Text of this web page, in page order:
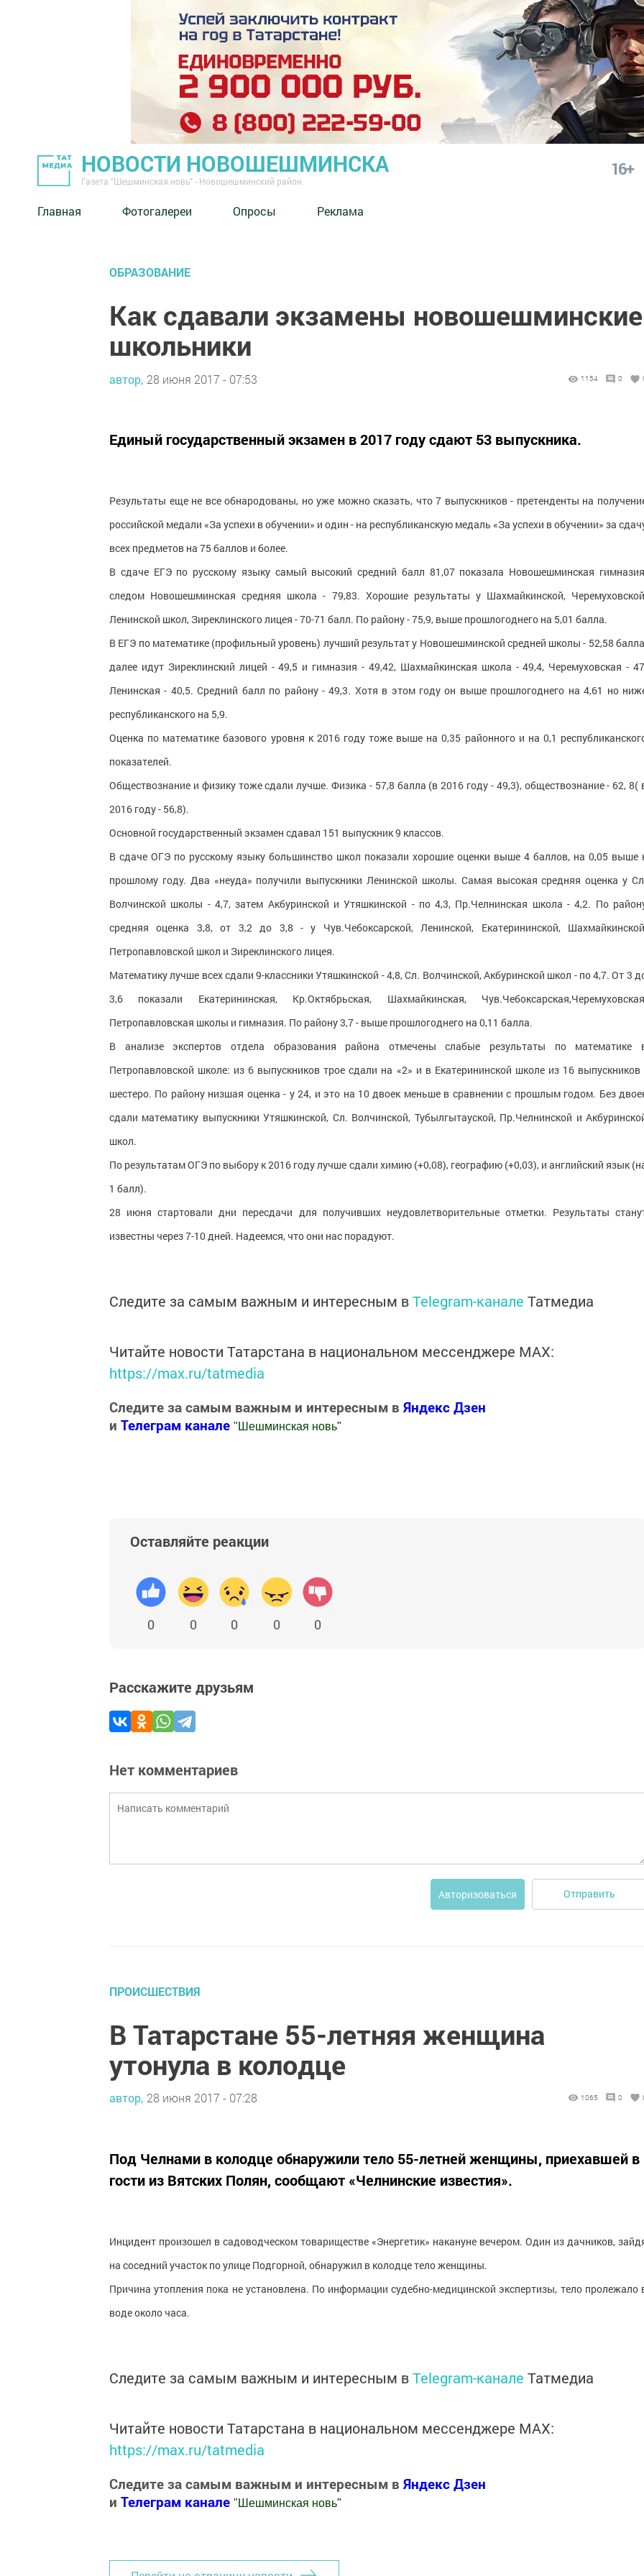
НОВОСТИ НОВОШЕШМИНСКА
Газета "Шешминская новь" - Новошешминский район
16+
Главная Фотогалереи Опросы Реклама
ОБРАЗОВАНИЕ
Как сдавали экзамены новошешминские
школьники
автор, 28 июня 2017 - 07:53 1154 0
Единый государственный экзамен в 2017 году сдают 53 выпускника.
Результаты еще не все обнародованы, но уже можно сказать, что 7 выпускников - претенденты на
российской медали «За успехи в обучении» и один - на республиканскую медаль «За успехи в обучении» за
всех предметов на 75 баллов и более.
В сдаче ЕГЭ по русскому языку самый высокий средний балл 81,07 показала Новошешминская
следом Новошешминская средняя школа - 79,83. Хорошие результаты у Шахмайкинской,
Ленинской школ, Зиреклинского лицея - 70-71 балл. По району - 75,9, выше прошлогоднего на 5,01 балла.
В ЕГЭ по математике (профильный уровень) лучший результат у Новошешминской средней школы - 52,58
далее идут Зиреклинский лицей - 49,5 и гимназия - 49,42, Шахмайкинская школа - 49,4, Черемуховская -
Ленинская - 40,5. Средний балл по району - 49,3. Хотя в этом году он выше прошлогоднего на 4,61 но
республиканского на 5,9.
Оценка по математике базового уровня к 2016 году тоже выше на 0,35 районного и на 0,1
показателей.
Обществознание и физику тоже сдали лучше. Физика - 57,8 балла (в 2016 году - 49,3), обществознание - 62, 8(
2016 году - 56,8).
Основной государственный экзамен сдавал 151 выпускник 9 классов.
В сдаче ОГЭ по русскому языку большинство школ показали хорошие оценки выше 4 баллов, на 0,05 выше
прошлому году. Два «неуда» получили выпускники Ленинской школы. Самая высокая средняя оценка у
Волчинской школы - 4,7, затем Акбуринской и Утяшкинской - по 4,3, Пр.Челнинская школа - 4,2. По
средняя оценка 3,8, от 3,2 до 3,8 - у Чув.Чебоксарской, Ленинской, Екатерининской,
Петропавловской школ и Зиреклинского лицея.
Математику лучше всех сдали 9-классники Утяшкинской - 4,8, Сл. Волчинской, Акбуринской школ - по 4,7. От 3
3,6 показали Екатерининская, Кр.Октябрьская, Шахмайкинская,
Петропавловская школы и гимназия. По району 3,7 - выше прошлогоднего на 0,11 балла.
В анализе экспертов отдела образования района отмечены слабые результаты по математике
Петропавловской школе: из 6 выпускников трое сдали на «2» и в Екатерининской школе из 16 выпускников
шестеро. По району низшая оценка - у 24, и это на 10 двоек меньше в сравнении с прошлым годом. Без
сдали математику выпускники Утяшкинской, Сл. Волчинской, Тубылгытауской, Пр.Челнинской и
школ.
По результатам ОГЭ по выбору к 2016 году лучше сдали химию (+0,08), географию (+0,03), и английский язык
1 балл).
28 июня стартовали дни пересдачи для получивших неудовлетворительные отметки. Результаты
известны через 7-10 дней. Надеемся, что они нас порадуют.
Следите за самым важным и интересным вTelegram-канале Татмедиа
Читайте новости Татарстана в национальном мессенджере MАХ:
https://max.ru/tatmedia
Следите за самым важным и интересным в Яндекс Дзен
и Телеграм канале " Шешминская новь"
Оставляйте реакции
0 0 0 0 0
Расскажите друзьям
Нет комментариев
Авторизоваться Отправить
ПРОИСШЕСТВИЯ
В Татарстане 55-летняя женщина
утонула в колодце
автор, 28 июня 2017 - 07:28 1065 0
Под Челнами в колодце обнаружили тело 55-летней женщины, приехавшей в
гости из Вятских Полян, сообщают «Челнинские известия».
Инцидент произошел в садоводческом товариществе «Энергетик» накануне вечером. Один из дачников,
на соседний участок по улице Подгорной, обнаружил в колодце тело женщины.
Причина утопления пока не установлена. По информации судебно-медицинской экспертизы, тело пролежало
воде около часа.
Следите за самым важным и интересным вTelegram-канале Татмедиа
Читайте новости Татарстана в национальном мессенджере MАХ:
https://max.ru/tatmedia
Следите за самым важным и интересным в Яндекс Дзен
и Телеграм канале " Шешминская новь"